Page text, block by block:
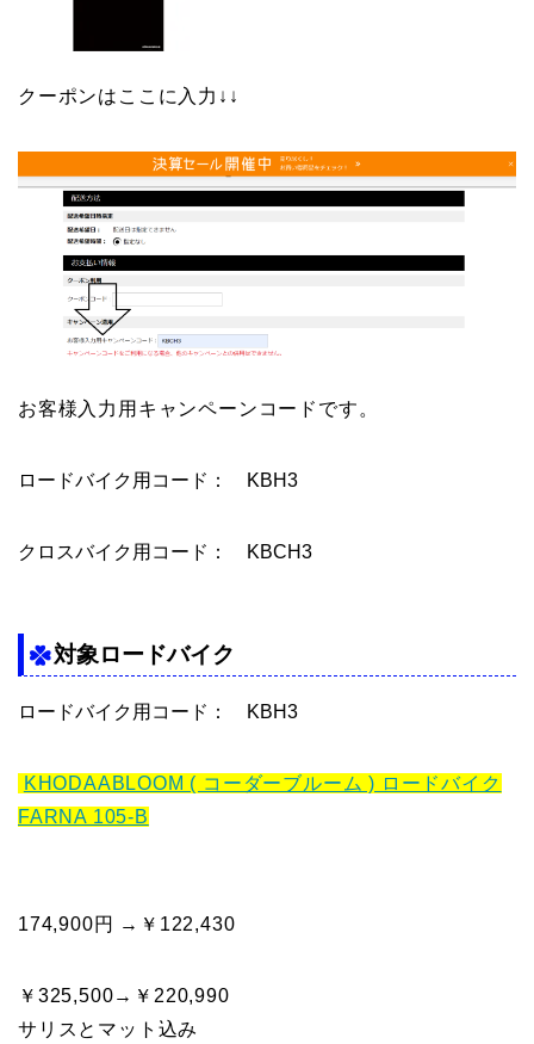
クーポンはここに入力↓↓
お客様入力用キャンペーンコードです。
ロードバイク用コード： KBH3
クロスバイク用コード： KBCH3
対象ロードバイク
ロードバイク用コード： KBH3
KHODAABLOOM ( コーダーブルーム ) ロードバイク
FARNA 105-B
174,900円 →￥122,430
￥325,500→￥220,990
サリスとマット込み